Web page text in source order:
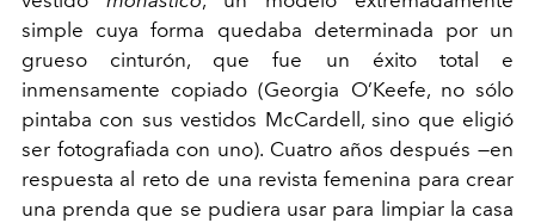
simple cuya forma quedaba determinada por un
grueso cinturón, que fue un éxito total e
inmensamente copiado (Georgia O’Keefe, no sólo
pintaba con sus vestidos McCardell, sino que eligió
ser fotografiada con uno). Cuatro años después —en
respuesta al reto de una revista femenina para crear
una prenda que se pudiera usar para limpiar la casa